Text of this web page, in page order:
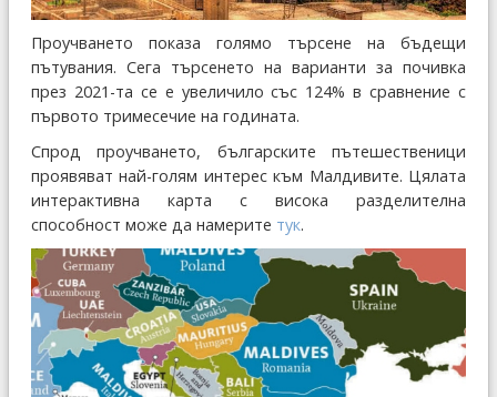
Проучването показа голямо търсене на бъдещи
пътувания. Сега търсенето на варианти за почивка
през 2021-та се е увеличило със 124% в сравнение с
първото тримесечие на годината.
Спрод проучването, българските пътешественици
проявяват най-голям интерес към Малдивите. Цялата
интерактивна карта с висока разделителна
способност може да намерите тук.